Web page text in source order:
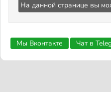
На данной странице вы
Мы Вконтакте Чат в